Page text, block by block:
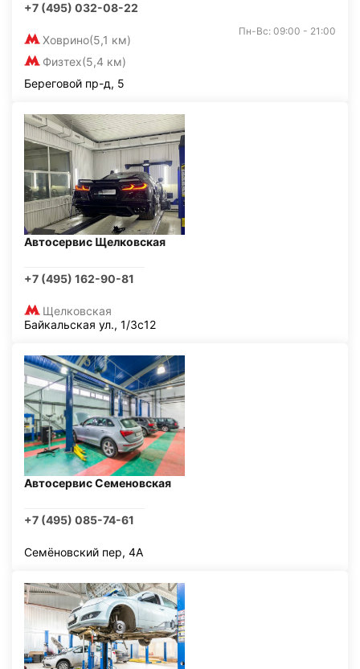
+7 (495) 032-08-22
Ховрино(5,1 км)
Физтех(5,4 км)
Пн-Вс: 09:00 - 21:00
Береговой пр-д, 5
Автосервис Щелковская
+7 (495) 162-90-81
Щелковская
Байкальская ул., 1/3с12
Автосервис Семеновская
+7 (495) 085-74-61
Семёновский пер, 4А